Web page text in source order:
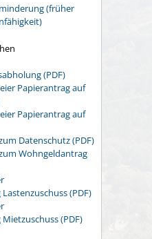
(früher
(PDF)
Papierantrag auf
Papierantrag auf
Datenschutz (PDF)
Wohngeldantrag
(PDF)
(PDF)